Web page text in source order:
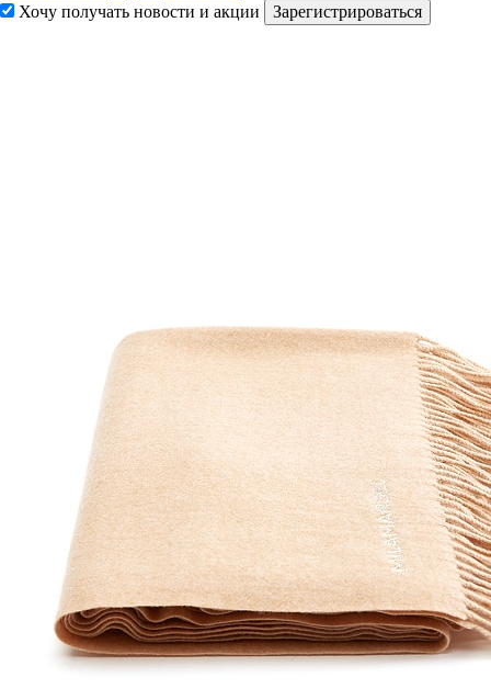
Хочу получать новости и акции
Зарегистрироваться